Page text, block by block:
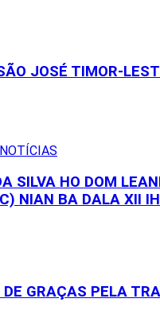
JOSÉ TIMOR-
NOTÍCIAS
SILVA HO DOM
NIAN BA DALA XII
GRAÇAS PELA